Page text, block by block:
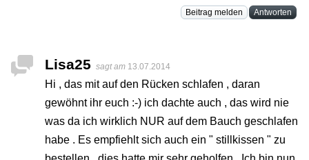
Beitrag melden Antworten
Lisa25 sagt am 13.07.2014
Hi , das mit auf den Rücken schlafen , daran
gewöhnt ihr euch :-) ich dachte auch , das wird nie
was da ich wirklich NUR auf dem Bauch geschlafen
habe . Es empfiehlt sich auch ein " stillkissen " zu